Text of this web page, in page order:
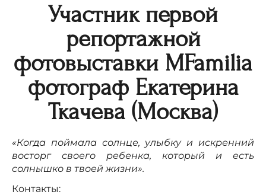
Участник первой
репортажной
фотовыставки MFamilia
фотограф Екатерина
Ткачева (Москва)
«Когда поймала солнце, улыбку и искренний
восторг своего ребенка, который и есть
солнышко в твоей жизни».
Контакты: